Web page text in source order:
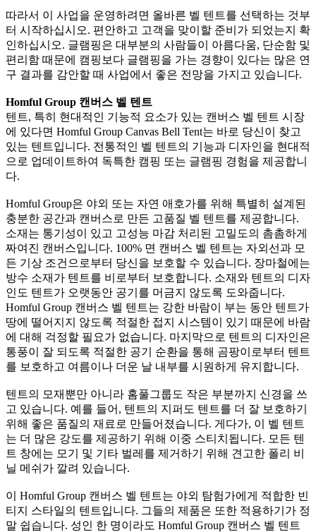
따라서 이 사업을 운영하려면 올바른 벨 텐트를 선택하는 것부
터 시작하십시오. 편안하고 고객을 맞이할 준비가 되었는지 확
인하십시오. 글램핑은 대부분의 사람들이 아름다움, 단순함 및
편리함 때문에 캠핑보다 글램핑을 가는 경향이 있다는 많은 연
구 결과를 감안할 때 사업에서 좋은 전망을 가지고 있습니다.
Homful Group 캔버스 벨 텐트
텐트, 특히 현대적인 기능적 요소가 있는 캔버스 벨 텐트 시장
에 있다면 Homful Group Canvas Bell Tent는 바로 당신이 찾고
있는 텐트입니다. 전통적인 벨 텐트의 기능과 디자인을 현대적
으로 업데이트하여 독특한 캠핑 또는 글램핑 경험을 제공합니
다.
Homful Group은 야외 또는 자연 애호가를 위해 특별히 설계된
충분한 공간과 캔버스로 만든 고품질 벨 텐트를 제공합니다.
소재는 통기성이 있고 고성능 마감 처리된 고밀도의 촘촘하게
짜여진 캔버스입니다. 100% 면 캔버스 벨 텐트는 자외선과 모
든 기상 조건으로부터 당신을 보호할 수 있습니다. 장마철에는
방수 소재가 텐트를 비로부터 보호합니다. 소재와 텐트의 디자
인도 텐트가 오랫동안 공기를 머금지 않도록 도와줍니다.
Homful Group 캔버스 벨 텐트는 강한 바람이 부는 동안 텐트가
땅에 떨어지지 않도록 적절한 접지 시스템이 있기 때문에 바람
에 대해 걱정할 필요가 없습니다. 마지막으로 텐트의 디자인은
통풍이 잘 되도록 적절한 공기 순환을 통해 곰팡이로부터 텐트
를 보호하고 여름이나 더운 날 내부를 시원하게 유지합니다.
텐트의 모재뿐만 아니라 홈풀그룹도 작은 부분까지 신경을 쓰
고 있습니다. 예를 들어, 텐트의 지퍼도 텐트를 더 잘 보호하기
위해 좋은 품질의 재료로 만들어졌습니다. 게다가, 이 벨 텐트
는 더 많은 강도를 제공하기 위해 이중 스티치됩니다. 모든 텐
트 창에는 모기 및 기타 벌레를 제거하기 위해 견고한 폴리 비
닐 메쉬가 깔려 있습니다.
이 Homful Group 캔버스 벨 텐트는 야외 탐험가에게 적합한 빈
티지 스타일의 텐트입니다. 그들의 제품은 또한 적용하기가 정
말 쉽습니다. 성인 한 명이라도 Homful Group 캔버스 벨 텐트